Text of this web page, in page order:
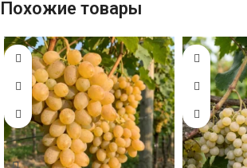
Похожие товары